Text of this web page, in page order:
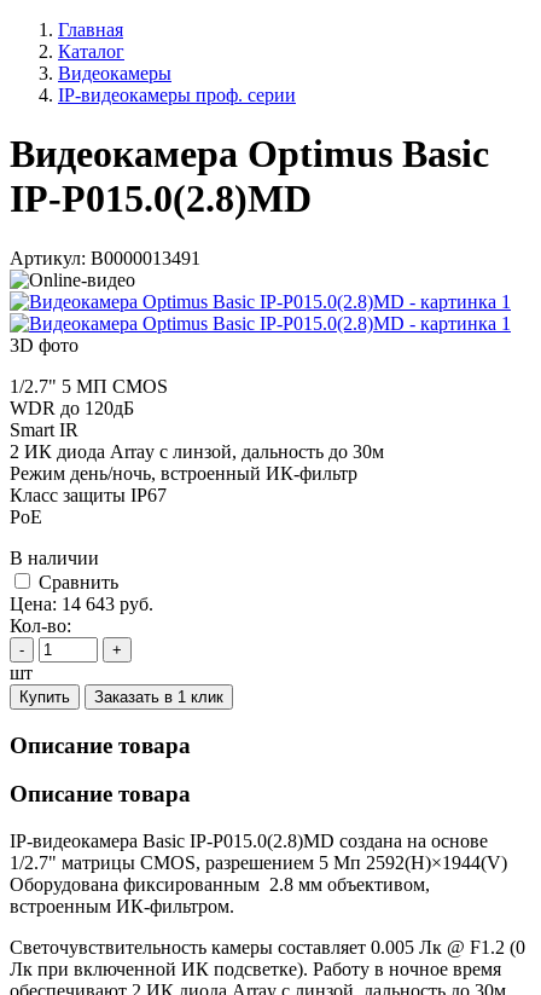
Главная
Каталог
Видеокамеры
IP-видеокамеры проф. серии
Видеокамера Optimus Basic
IP-P015.0(2.8)MD
Артикул: В0000013491
3D фото
1/2.7" 5 МП CMOS
WDR до 120дБ
Smart IR
2 ИК диода Array с линзой, дальность до 30м
Режим день/ночь, встроенный ИК-фильтр
Класс защиты IР67
PoE
В наличии
Cравнить
Цена: 14 643 руб.
Кол-во:
- +
шт
Купить Заказать в 1 клик
Описание товара
Описание товара
IP-видеокамера Basic IP-P015.0(2.8)MD создана на основе
1/2.7" матрицы CMOS, разрешением 5 Мп 2592(H)×1944(V)
Оборудована фиксированным 2.8 мм объективом,
встроенным ИК-фильтром.
Светочувствительность камеры составляет 0.005 Лк @ F1.2 (0
Лк при включенной ИК подсветке). Работу в ночное время
обеспечивают 2 ИК диода Array с линзой, дальность до 30м,